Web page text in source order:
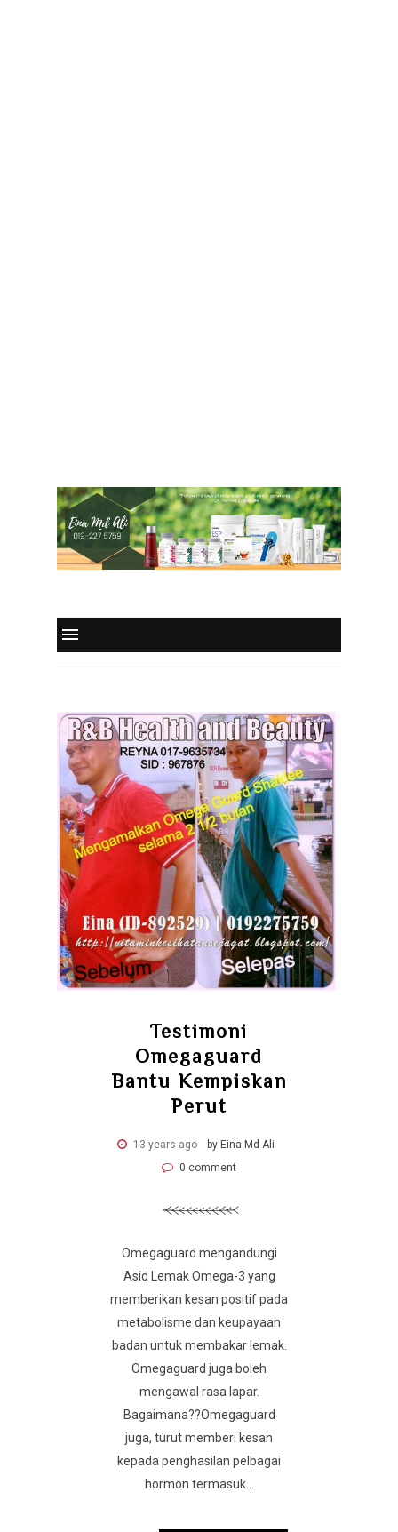
Testimoni
Omegaguard
Bantu Kempiskan
Perut
13 years ago
by Eina Md Ali
0 comment
Omegaguard mengandungi
Asid Lemak Omega-3 yang
memberikan kesan positif pada
metabolisme dan keupayaan
badan untuk membakar lemak.
Omegaguard juga boleh
mengawal rasa lapar.
Bagaimana??Omegaguard
juga, turut memberi kesan
kepada penghasilan pelbagai
hormon termasuk...